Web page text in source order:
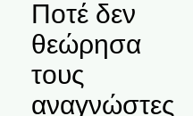
Ποτέ δεν
θεώρησα
τους
αναγνώστες